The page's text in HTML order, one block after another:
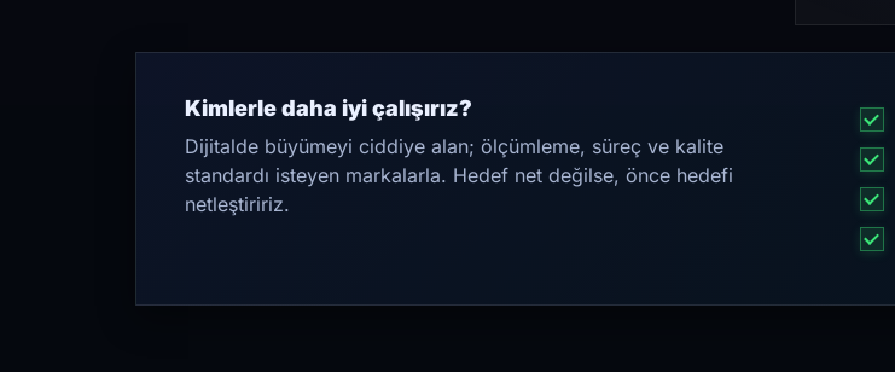
Kimlerle daha iyi çalışırız?
Dijitalde büyümeyi ciddiye alan; ölçümleme, süreç ve kalite
standardı isteyen markalarla. Hedef net değilse, önce hedefi
netleştiririz.